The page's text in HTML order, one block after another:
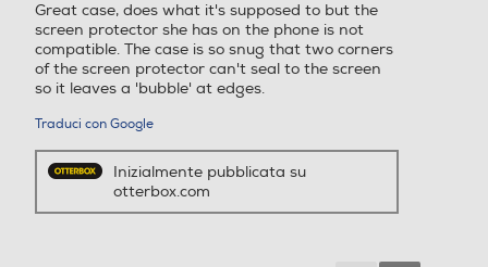
stelle.
Great case, does what it's supposed to but the
screen protector she has on the phone is not
compatible. The case is so snug that two corners
of the screen protector can't seal to the screen
so it leaves a 'bubble' at edges.
Traduci con Google
Inizialmente pubblicata su
otterbox.com